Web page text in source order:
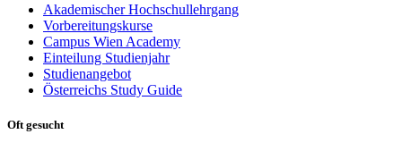
Akademischer Hochschullehrgang
Vorbereitungskurse
Campus Wien Academy
Einteilung Studienjahr
Studienangebot
Österreichs Study Guide
Oft gesucht